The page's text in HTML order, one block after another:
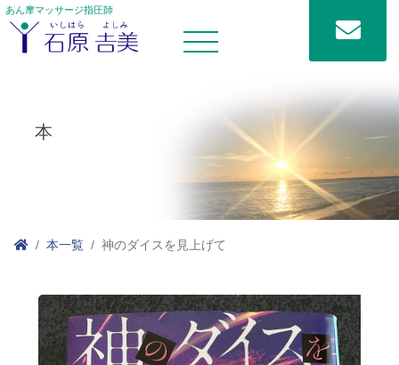
あん摩マッサージ指圧師
本
本一覧 神のダイスを見上げて